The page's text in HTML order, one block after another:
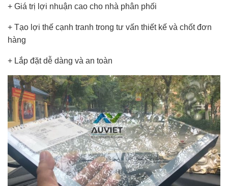
+ Giá trị lợi nhuận cao cho nhà phân phối
+ Tạo lợi thế cạnh tranh trong tư vấn thiết kế và chốt đơn
hàng
+ Lắp đặt dễ dàng và an toàn